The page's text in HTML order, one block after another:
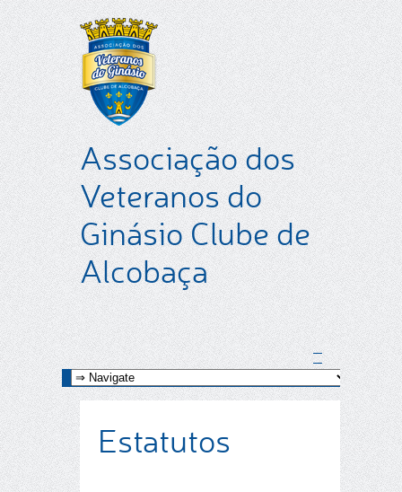
Associação dos
Veteranos do
Ginásio Clube de
Alcobaça
FacebookYoutubeInstagramGoogle+
Estatutos